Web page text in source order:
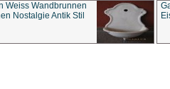
Weiss Wandbrunnen
Nostalgie Antik Stil